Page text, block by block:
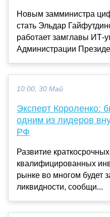
Новым замминистра
стать Эльдар
работает замглавы ИТ-
Администрации
10:00, 30 Май
Эксперт Короленко:
одним из лидеров
РФ
Развитие
квалифицированных
рынке во многом будет
ликвидности, сообщи...